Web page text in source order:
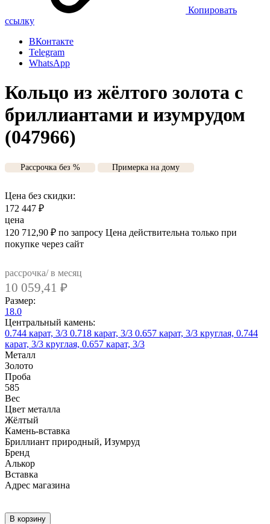
Копировать
ссылку
ВКонтакте
Telegram
WhatsApp
Кольцо из жёлтого золота с
бриллиантами и изумрудом
(047966)
Рассрочка без % Примерка на дому
Цена без скидки:
172 447 ₽
цена
120 712,90 ₽ по запросу Цена действительна только при
покупке через сайт
рассрочка/ в месяц
10 059,41 ₽
Размер:
18.0
Центральный камень:
0.744 карат, 3/3 0.718 карат, 3/3 0.657 карат, 3/3 круглая, 0.744
карат, 3/3 круглая, 0.657 карат, 3/3
Металл
Золото
Проба
585
Вес
Цвет металла
Жёлтый
Камень-вставка
Бриллиант природный, Изумруд
Бренд
Алькор
Вcтавка
Адрес магазина
В корзину